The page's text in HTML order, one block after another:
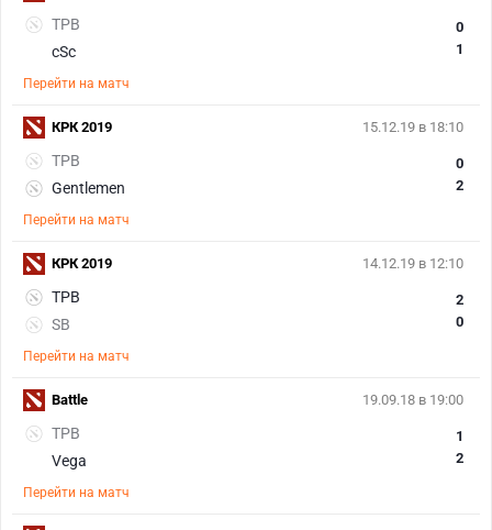
TPB
cSc
0
1
Перейти на матч
15.12.19 в 18:10
TPB
Gentlemen
0
2
Перейти на матч
КРК 2019
14.12.19 в 12:10
TPB
SB
2
0
Перейти на матч
КРК 2019
19.09.18 в 19:00
TPB
Vega
1
2
Перейти на матч
Battle